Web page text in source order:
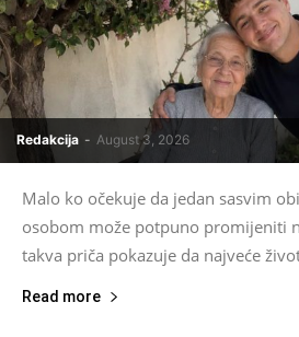
Redakcija - August 3, 2026
Malo ko očekuje da jedan sasvim
osobom može potpuno promijeniti
takva priča pokazuje da najveće
Read more